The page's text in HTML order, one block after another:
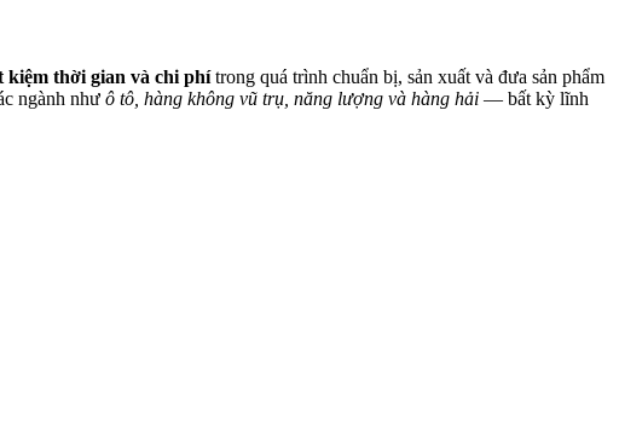
kiệm thời gian và chi phítrong quá trình chuẩn bị, sản xuất và đưa sản phẩm
ngành như ô tô, hàng không vũ trụ, năng lượng và hàng hải — bất kỳ lĩnh